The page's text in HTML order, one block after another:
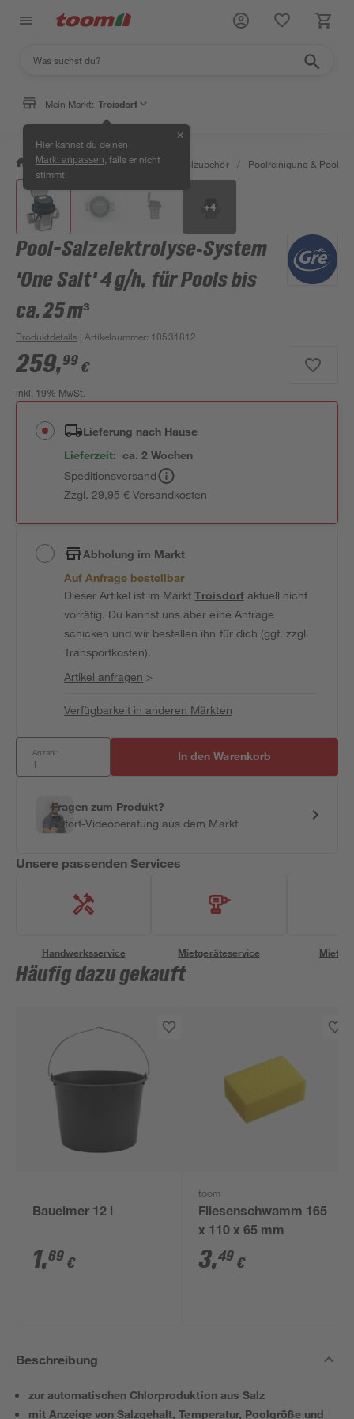
Mein Markt: Troisdorf
Hier kannst du deinen
Markt anpassen , falls er nicht
stimmt.
✕
/ Garten & Freizeit / Pools & Poolzubehör / Poolreinigung &
+4
Pool-Salzelektrolyse‑System
'One Salt' 4 g/h, für Pools bis
ca. 25 m³
Produktdetails | Artikelnummer: 10531812
259,99 €
inkl. 19% MwSt.
Lieferung nach Hause
Lieferzeit: ca. 2 Wochen
Speditionsversand
Zzgl. 29,95 € Versandkosten
Abholung im Markt
Auf Anfrage bestellbar
Dieser Artikel ist im MarktTroisdorfaktuell nicht
vorrätig. Du kannst uns aber eine Anfrage
schicken und wir bestellen ihn für dich (ggf. zzgl.
Transportkosten).
Artikel anfragen >
Verfügbarkeit in anderen Märkten
Anzahl: In den Warenkorb
Fragen zum Produkt?
Sofort-Videoberatung aus dem Markt
Unsere passenden Services
Handwerksservice Mietgeräteservice
Häufig dazu gekauft
Baueimer 12 l
1,69 €
toom
Fliesenschwamm 165
x 110 x 65 mm
3,49 €
Beschreibung
zur automatischen Chlorproduktion aus Salz
mit Anzeige von Salzgehalt, Temperatur, Poolgröße und